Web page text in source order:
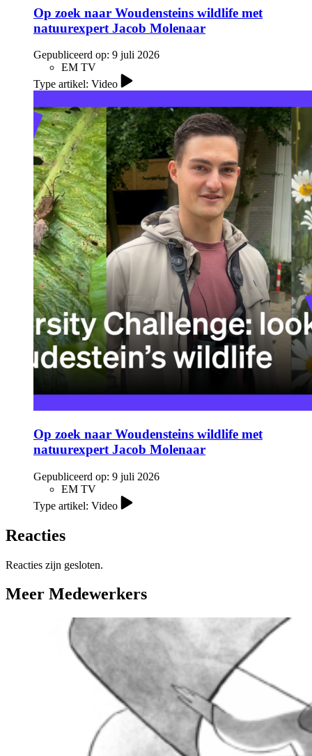
Op zoek naar Woudensteins wildlife met
natuurexpert Jacob Molenaar
Gepubliceerd op: 9 juli 2026
EM TV
Type artikel: Video
Op zoek naar Woudensteins wildlife met
natuurexpert Jacob Molenaar
Gepubliceerd op: 9 juli 2026
EM TV
Type artikel: Video
Reacties
Reacties zijn gesloten.
Meer Medewerkers